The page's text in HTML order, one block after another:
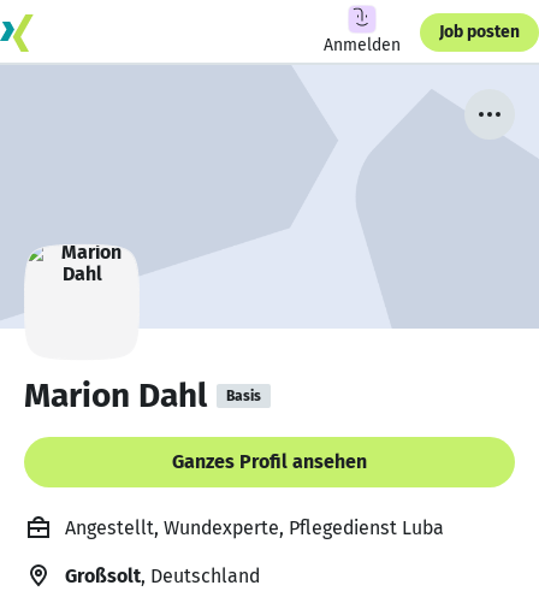
Anmelden
Job posten
Marion Dahl Basis
Ganzes Profil ansehen
Angestellt, Wundexperte, Pflegedienst Luba
Großsolt, Deutschland